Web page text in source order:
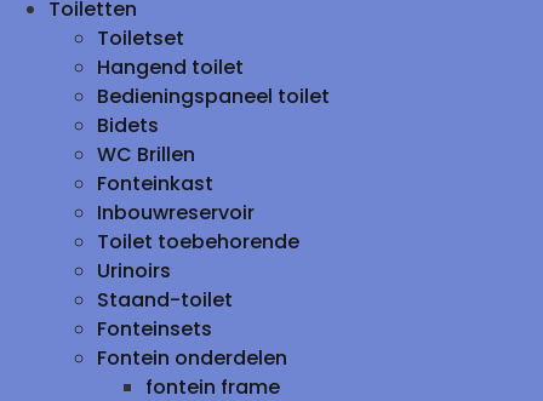
Toiletten
Toiletset
Hangend toilet
Bedieningspaneel toilet
Bidets
WC Brillen
Fonteinkast
Inbouwreservoir
Toilet toebehorende
Urinoirs
Staand-toilet
Fonteinsets
Fontein onderdelen
fontein frame